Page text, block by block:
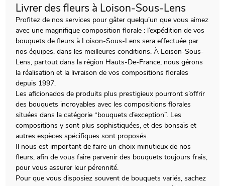
Livrer des fleurs à Loison-Sous-Lens
Profitez de nos services pour gâter quelqu’un que vous aimez
avec une magnifique composition florale : l’expédition de vos
bouquets de fleurs à Loison-Sous-Lens sera effectuée par
nos équipes, dans les meilleures conditions. À Loison-Sous-
Lens, partout dans la région Hauts-De-France, nous gérons
la réalisation et la livraison de vos compositions florales
depuis 1997.
Les aficionados de produits plus prestigieux pourront s’offrir
des bouquets incroyables avec les compositions florales
situées dans la catégorie “bouquets d’exception”. Les
compositions y sont plus sophistiquées, et des bonsaïs et
autres espèces spécifiques sont proposés.
Il nous est important de faire un choix minutieux de nos
fleurs, afin de vous faire parvenir des bouquets toujours frais,
pour vous assurer leur pérennité.
Pour que vous disposiez souvent de bouquets variés, sachez